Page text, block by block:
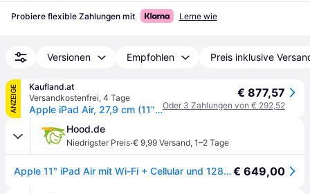
Probiere flexible Zahlungen mit Lerne wie
Versionen Empfohlen Preis inklusive
ANZEIGE
Kaufland.at
Versandkostenfrei, 4 Tage
Apple iPad Air, 27,9 cm (11"), 2360 x 1640 Pixel, 128 GB, 8 GB, iPadOS 18, Grau
€ 877,57
Oder 3 Zahlungen von € 292,52
Hood.de
Niedrigster Preis·€ 9,99 Versand, 1–2 Tage
Apple 11" iPad Air mit Wi-Fi + Cellular und 128GB in Space Grau€ 649,00